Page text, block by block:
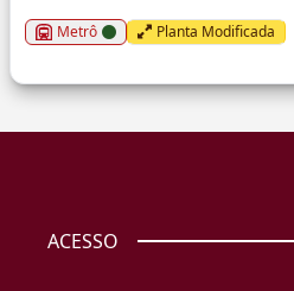
Metrô Planta Modificada
ACESSO